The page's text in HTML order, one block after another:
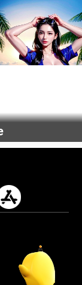
Những cô nàng nóng bỏng Boa Hancock, Nico Robin, Nami, Yamato hay Perona được AI vẽ lại dưới hình thức Cosplay cực kỳ chuẩn chỉnh.